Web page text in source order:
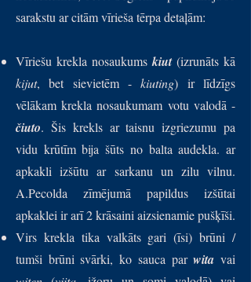
sarakstu ar citām vīrieša tērpa detaļām:
Vīriešu krekla nosaukums kiut(izrunāts kā
kijut, bet sievietēm -kiuting) ir līdzīgs
vēlākam krekla nosaukumam votu valodā -
čiuto. Šis krekls ar taisnu izgriezumu pa
vidu krūtīm bija šūts no balta audekla. ar
apkakli izšūtu ar sarkanu un zilu vilnu.
A.Pecolda zīmējumā papildus izšūtai
apkaklei ir arī 2 krāsaini aizsienamie pušķīši.
Virs krekla tika valkāts gari (īsi) brūni /
tumši brūni svārki, ko sauca parwita vai